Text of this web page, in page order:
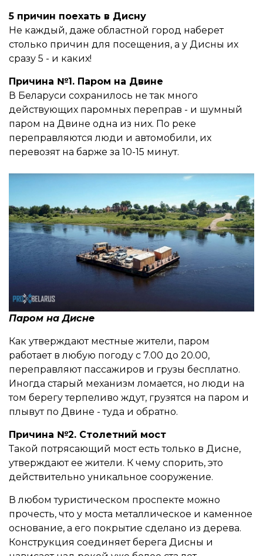
5 причин поехать в Дисну
Не каждый, даже областной город наберет
столько причин для посещения, а у Дисны их
сразу 5 - и каких!
Причина №1. Паром на Двине
В Беларуси сохранилось не так много
действующих паромных переправ - и шумный
паром на Двине одна из них. По реке
переправляются люди и автомобили, их
перевозят на барже за 10-15 минут.
Паром на Дисне
Как утверждают местные жители, паром
работает в любую погоду с 7.00 до 20.00,
переправляют пассажиров и грузы бесплатно.
Иногда старый механизм ломается, но люди на
том берегу терпеливо ждут, грузятся на паром и
плывут по Двине - туда и обратно.
Причина №2. Столетний мост
Такой потрясающий мост есть только в Дисне,
утверждают ее жители. К чему спорить, это
действительно уникальное сооружение.
В любом туристическом проспекте можно
прочесть, что у моста металлическое и каменное
основание, а его покрытие сделано из дерева.
Конструкция соединяет берега Дисны и